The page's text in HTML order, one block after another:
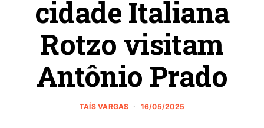
cidade Italiana
Rotzo visitam
Antônio Prado
TAÍS VARGAS 16/05/2025